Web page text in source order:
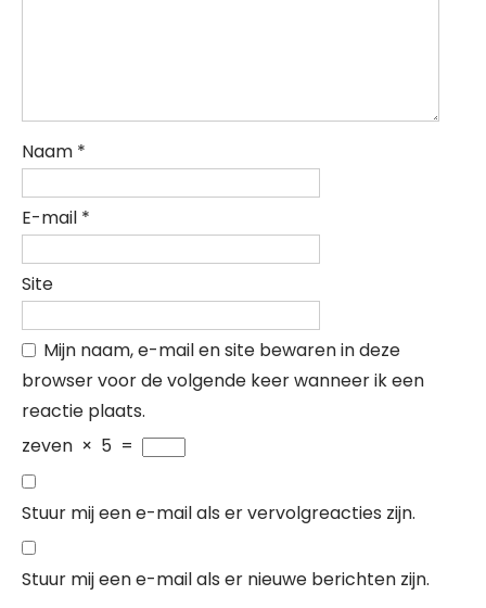
Naam *
E-mail *
Site
Mijn naam, e-mail en site bewaren in deze
browser voor de volgende keer wanneer ik een
reactie plaats.
zeven × 5 =
Stuur mij een e-mail als er vervolgreacties zijn.
Stuur mij een e-mail als er nieuwe berichten zijn.